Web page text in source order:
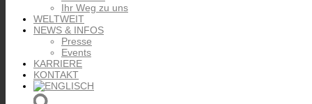
Ihr Weg zu uns
WELTWEIT
NEWS & INFOS
Presse
Events
KARRIERE
KONTAKT